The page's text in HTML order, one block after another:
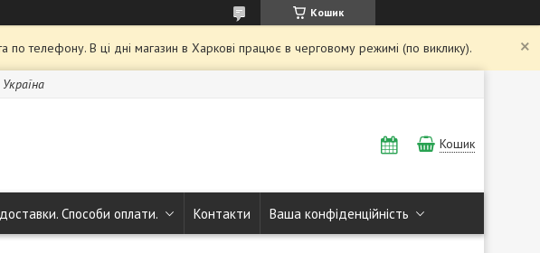
Кошик
по телефону. В ці дні магазин в Харкові працює в черговому режимі (по виклику).
Кошик
Способи оплати. Контакти Ваша конфіденційність